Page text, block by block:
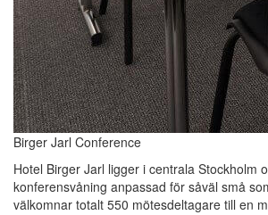
Birger Jarl Conference
Hotel Birger Jarl ligger i centrala Stockholm
konferensvåning anpassad för såväl små
välkomnar totalt 550 mötesdeltagare till en